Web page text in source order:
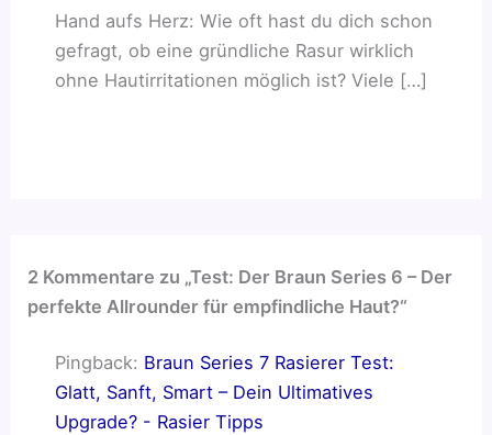
Hand aufs Herz: Wie oft hast du dich schon
gefragt, ob eine gründliche Rasur wirklich
ohne Hautirritationen möglich ist? Viele […]
2 Kommentare zu „Test: Der Braun Series 6 – Der
perfekte Allrounder für empfindliche Haut?“
Pingback: Braun Series 7 Rasierer Test:
Glatt, Sanft, Smart – Dein Ultimatives
Upgrade? - Rasier Tipps